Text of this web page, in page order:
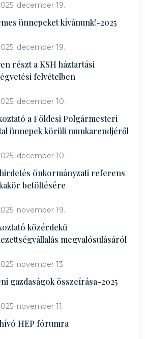
december 19.
ünnepeket kívánunk!-2025
december 19.
részt a KSH háztartási
felvételben
december 10.
a Földesi Polgármesteri
ünnepek körüli munkarendjéről
december 10.
önkormányzati referens
betöltésére
november 19.
közérdekű
megvalósulásáról
november 13.
gazdaságok összeírása-2025
november 11.
HEP fórumra